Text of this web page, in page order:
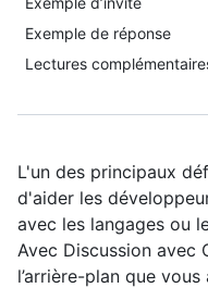
Exemple de réponse
Lectures
L'un des principaux
d'aider les
avec les langages ou
Avec Discussion avec
l’arrière-plan que